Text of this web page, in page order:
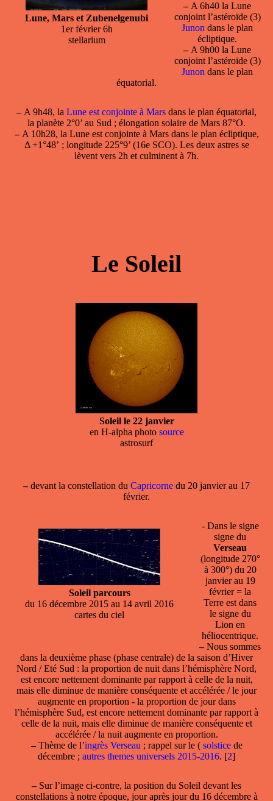
Lune, Mars et Zubenelgenubi
1er février 6h
stellarium
–A 6h40 la Lune
conjoint l’astéroïde (3)
Junon dans le plan
écliptique.
–A 9h00 la Lune
conjoint l’astéroïde (3)
Junon dans le plan
équatorial.
–A 9h48, la Lune est conjointe à Mars dans le plan équatorial,
la planète 2°0’ au Sud ; élongation solaire de Mars 87°O.
–A 10h28, la Lune est conjointe à Marsdans le plan écliptique,
Δ +1°48’ ; longitude 225°9’ (16e SCO). Les deux astres se
lèvent vers 2h et culminent à 7h.
Le Soleil
Soleil le 22 janvier
en H-alpha photo source
astrosurf
–devant la constellation du Capricorne du 20 janvier au 17
février.
Soleil parcours
du 16 décembre 2015 au 14 avril 2016
cartes du ciel
- Dans le signe
signe du
Verseau
(longitude 270°
à 300°) du 20
janvier au 19
février = la
Terre est dans
le signe du
Lion en
héliocentrique.
–Nous sommes
dans la deuxième phase (phase centrale) de la saison d’Hiver
Nord / Eté Sud : la proportion de nuit dans l’hémisphère Nord,
est encore nettement dominante par rapport à celle de la nuit,
mais elle diminue de manière conséquente et accélérée / le jour
augmente en proportion - la proportion de jour dans
l’hémisphère Sud, est encore nettement dominante par rapport à
celle de la nuit, mais elle diminue de manière conséquente et
accélérée / la nuit augmente en proportion.
–Thème de l’ingrès Verseau ; rappel sur le (solsticede
décembre ; autres themes universels 2015-2016. [2]
–Sur l’image ci-contre, la position du Soleil devant les
constellations à notre époque, jour après jour du 16 décembre à